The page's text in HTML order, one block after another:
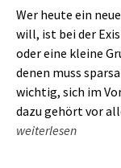
Wer heute ein
will, ist bei der
oder eine kleine
denen muss
wichtig, sich im
dazu gehört vor
weiterlesen